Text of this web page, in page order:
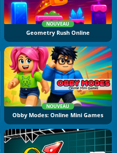
NOUVEAU
Geometry Rush Online
NOUVEAU
Obby Modes: Online Mini Games